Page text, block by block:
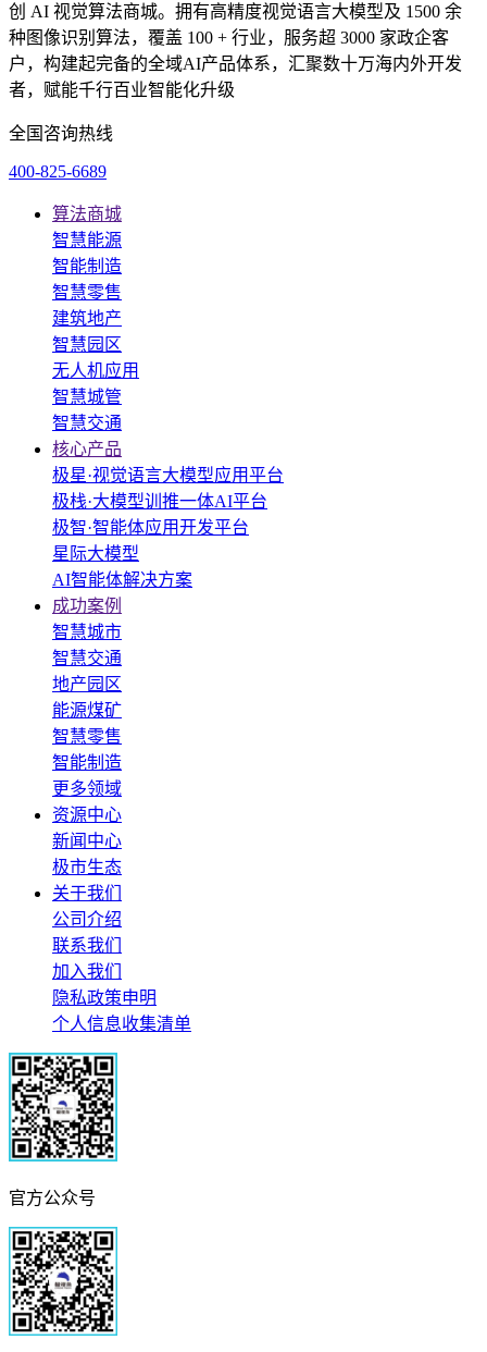
创 AI 视觉算法商城。拥有高精度视觉语言大模型及 1500 余
种图像识别算法，覆盖 100 + 行业，服务超 3000 家政企客
户，构建起完备的全域AI产品体系，汇聚数十万海内外开发
者，赋能千行百业智能化升级
全国咨询热线
400-825-6689
算法商城
智慧能源
智能制造
智慧零售
建筑地产
智慧园区
无人机应用
智慧城管
智慧交通
核心产品
极星·视觉语言大模型应用平台
极栈·大模型训推一体AI平台
极智·智能体应用开发平台
星际大模型
AI智能体解决方案
成功案例
智慧城市
智慧交通
地产园区
能源煤矿
智慧零售
智能制造
更多领域
资源中心
新闻中心
极市生态
关于我们
公司介绍
联系我们
加入我们
隐私政策申明
个人信息收集清单
官方公众号